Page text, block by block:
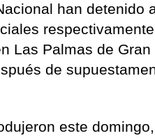
han detenido
Las Palmas de
de
este